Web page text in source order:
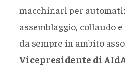
macchinari per
assemblaggio, collaudo
da sempre in ambito
Vicepresidente di